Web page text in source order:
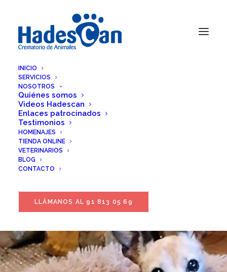
INICIO
SERVICIOS
NOSOTROS
Quiénes somos
Videos Hadescan
Enlaces patrocinados
Testimonios
HOMENAJES
TIENDA ONLINE
VETERINARIOS
BLOG
CONTACTO
LLÁMANOS AL 91 813 05 69